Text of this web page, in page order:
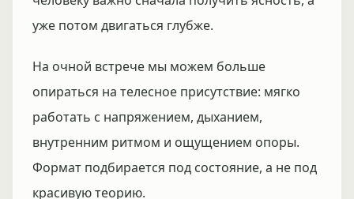
уже потом двигаться глубже.
На очной встрече мы можем больше
опираться на телесное присутствие: мягко
работать с напряжением, дыханием,
внутренним ритмом и ощущением опоры.
Формат подбирается под состояние, а не под
красивую теорию.